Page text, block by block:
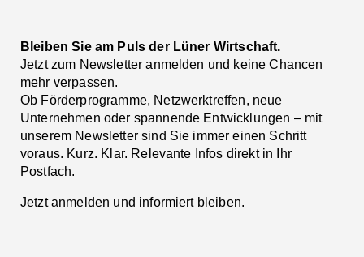
Bleiben Sie am Puls der Lüner Wirtschaft.
Jetzt zum Newsletter anmelden und keine Chancen
mehr verpassen.
Ob Förderprogramme, Netzwerktreffen, neue
Unternehmen oder spannende Entwicklungen – mit
unserem Newsletter sind Sie immer einen Schritt
voraus. Kurz. Klar. Relevante Infos direkt in Ihr
Postfach.
Jetzt anmelden und informiert bleiben.